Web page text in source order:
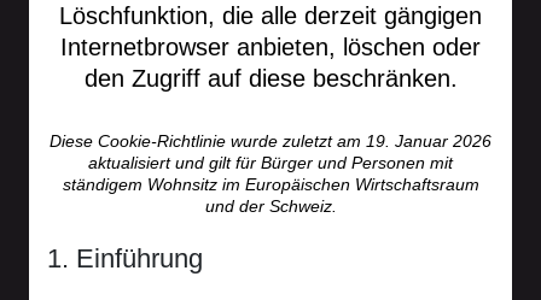
Löschfunktion, die alle derzeit gängigen
Internetbrowser anbieten, löschen oder
den Zugriff auf diese beschränken.
Diese Cookie-Richtlinie wurde zuletzt am 19. Januar 2026
aktualisiert und gilt für Bürger und Personen mit
ständigem Wohnsitz im Europäischen Wirtschaftsraum
und der Schweiz.
1. Einführung